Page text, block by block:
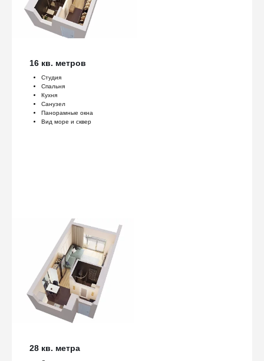
16 кв. метров
Студия
Спальня
Кухня
Санузел
Панорамные окна
Вид море и сквер
28 кв. метра